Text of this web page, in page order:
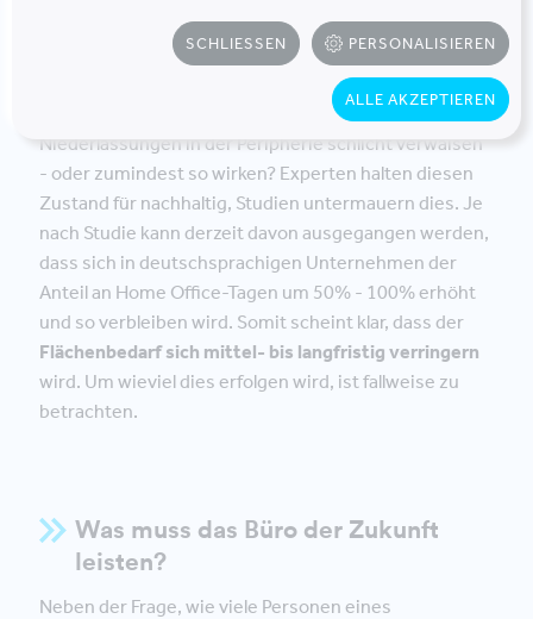
hohen Abwesenheitsraten durch sogenanntes
mobiles Arbeiten (3th Places) dazu führen, dass die
eigene Unternehmenszentrale, die angemietete
Dependance in der City oder die diversen
Niederlassungen in der Peripherie schlicht verwaisen
- oder zumindest so wirken? Experten halten diesen
Zustand für nachhaltig, Studien untermauern dies. Je
nach Studie kann derzeit davon ausgegangen werden,
dass sich in deutschsprachigen Unternehmen der
Anteil an Home Office-Tagen um 50% - 100% erhöht
und so verbleiben wird. Somit scheint klar, dass der
Flächenbedarf sich mittel- bis langfristig verringern
wird. Um wieviel dies erfolgen wird, ist fallweise zu
betrachten.
Was muss das Büro der Zukunft
leisten?
Neben der Frage, wie viele Personen eines
SCHLIESSEN PERSONALISIEREN
ALLE AKZEPTIEREN